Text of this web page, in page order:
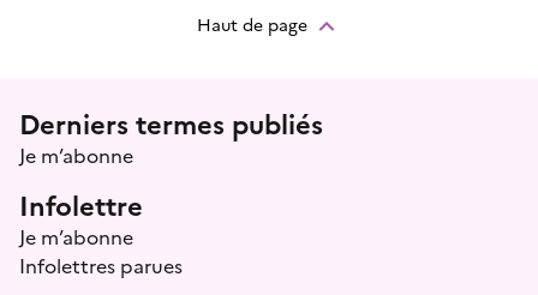
Haut de page
Menu prefooter
Derniers termes publiés
Je m’abonne
Infolettre
Je m’abonne
Infolettres parues